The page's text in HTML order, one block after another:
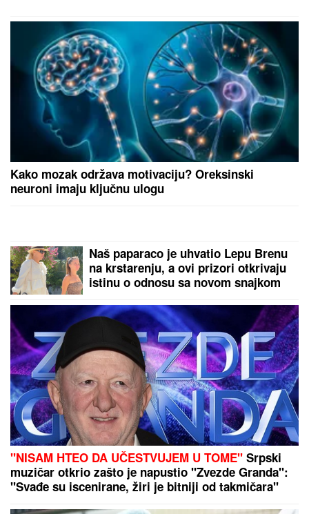
sunčaju (Video)
(PAPARACO) MIODRAG RADONJIĆ
SE SKROZ OPUSTIO NA BAZENU
Pijucka alkohol, telefonira iz vode, a
društvo mu pravi KOLEGA (VIDEO)
RAZBIJENA BANDA UULCINjU: Sa
specijalnim uređajem otimali novac i
stvari turistima na Velikoj plaži